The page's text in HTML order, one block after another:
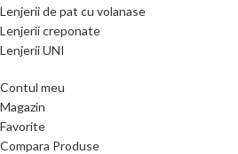
Lenjerii de pat cu volanase
Lenjerii creponate
Lenjerii UNI
Contul meu
Magazin
Favorite
Compara Produse